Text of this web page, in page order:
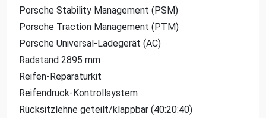
Porsche Stability Management (PSM)
Porsche Traction Management (PTM)
Porsche Universal-Ladegerät (AC)
Radstand 2895 mm
Reifen-Reparaturkit
Reifendruck-Kontrollsystem
Rücksitzlehne geteilt/klappbar (40:20:40)